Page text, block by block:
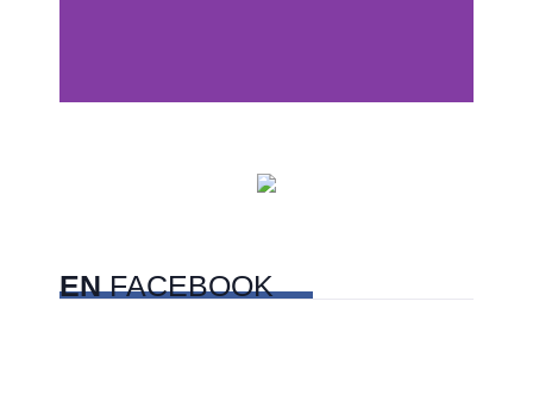
PetFriendly en la CDMX
ENFACEBOOK